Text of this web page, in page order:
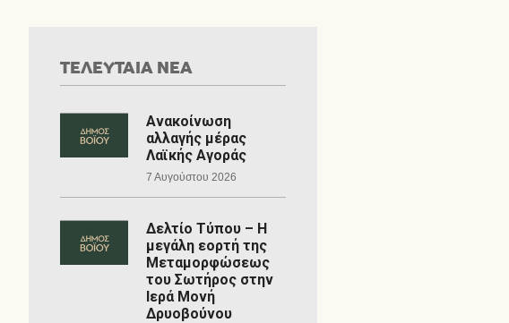
ΤΕΛΕΥΤΑΙΑ ΝΕΑ
Ανακοίνωση
αλλαγής μέρας
Λαϊκής Αγοράς
7 Αυγούστου 2026
Δελτίο Τύπου – Η
μεγάλη εορτή της
Μεταμορφώσεως
του Σωτήρος στην
Ιερά Μονή
Δρυοβούνου